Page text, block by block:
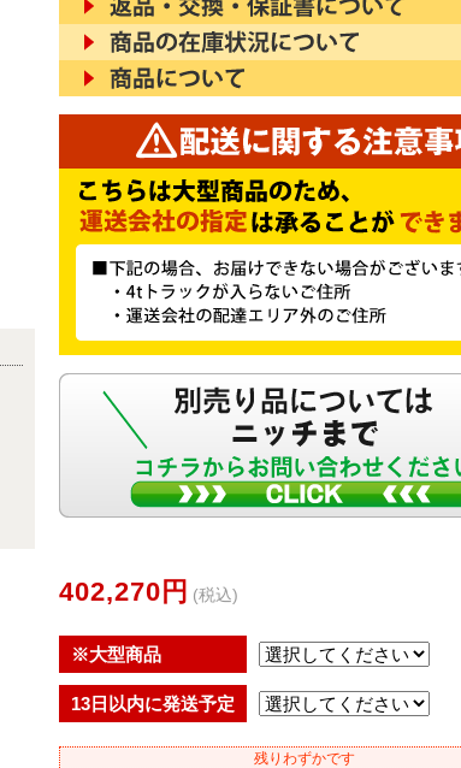
402,270円 (税込)
※大型商品
13日以内に発送予定
残りわずかです